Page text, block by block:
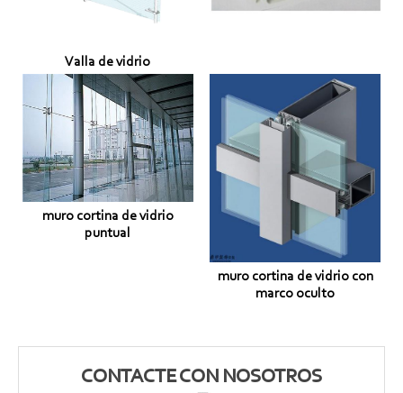
Valla de vidrio
muro cortina de vidrio
puntual
muro cortina de vidrio con
marco oculto
CONTACTE CON NOSOTROS